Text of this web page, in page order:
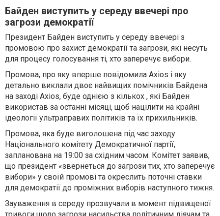
Байден виступить у середу ввечері про
загрози демократії
Президент Байден виступить у середу ввечері з
промовою про захист демократії та загрози, які несуть
для процесу голосування ті, хто заперечує вибори.
Промова, про яку вперше повідомила Axios і яку
детально виклали двоє найвищих помічників Байдена
на заході Axios, буде однією з кількох , які Байден
використав за останні місяці, щоб націлити на крайні
ідеології ультраправих політиків та їх прихильників.
Промова, яка буде виголошена під час заходу
Національного комітету Демократичної партії,
запланована на 19:00 за східним часом. Комітет заявив,
що президент «звернеться до загрози тих, хто заперечує
вибори» у своїй промові та окреслить поточні ставки
для демократії до проміжних виборів наступного тижня.
Зауваження в середу прозвучали в момент підвищеної